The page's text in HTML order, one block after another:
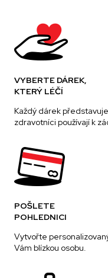
VYBERTE DÁREK,
KTERÝ LÉČÍ
Každý dárek
zdravotníci používají k
POŠLETE
POHLEDNICI
Vytvořte
Vám blízkou osobu.